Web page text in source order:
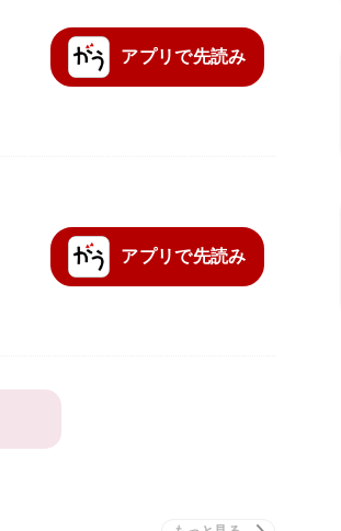
アプリで先読み
アプリで先読み